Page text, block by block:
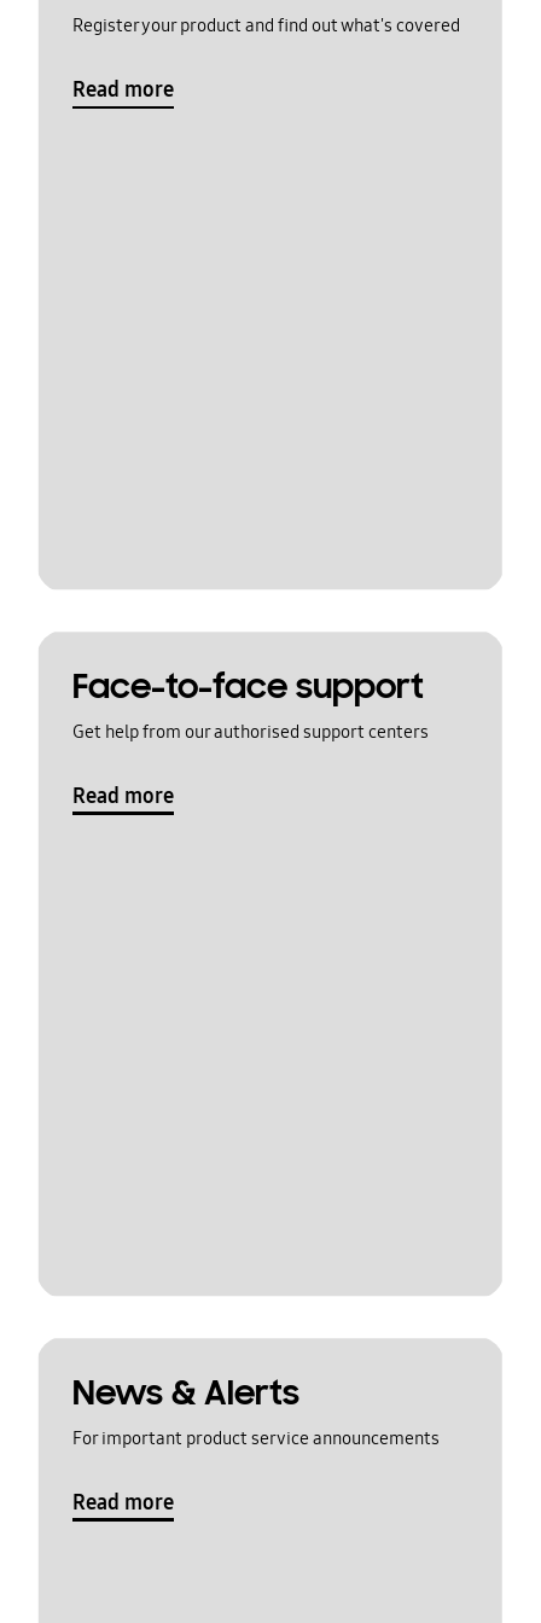
Register your product and find out what's covered
Read more
Face-to-face support
Get help from our authorised support centers
Read more
News & Alerts
For important product service announcements
Read more